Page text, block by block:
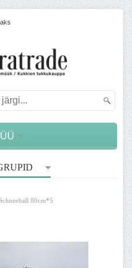
80cm*5